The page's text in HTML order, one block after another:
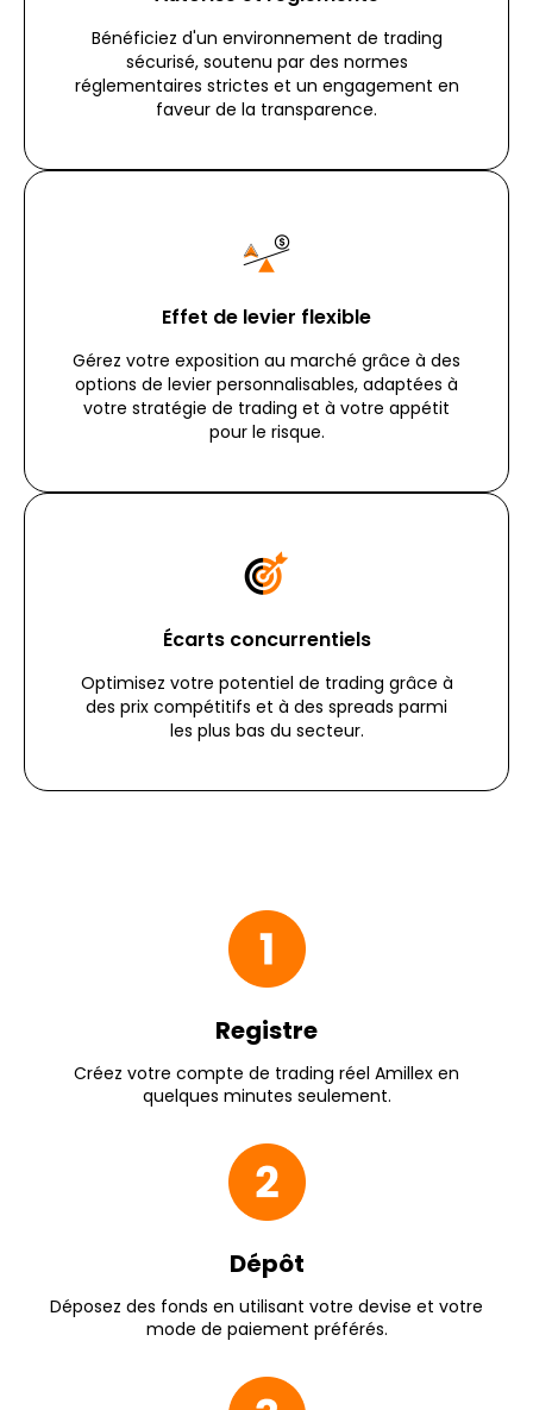
Bénéficiez d'un environnement de trading
sécurisé, soutenu par des normes
réglementaires strictes et un engagement en
faveur de la transparence.
Effet de levier flexible
Gérez votre exposition au marché grâce à des
options de levier personnalisables, adaptées à
votre stratégie de trading et à votre appétit
pour le risque.
Écarts concurrentiels
Optimisez votre potentiel de trading grâce à
des prix compétitifs et à des spreads parmi
les plus bas du secteur.
Registre
Créez votre compte de trading réel Amillex en
quelques minutes seulement.
Dépôt
Déposez des fonds en utilisant votre devise et votre
mode de paiement préférés.